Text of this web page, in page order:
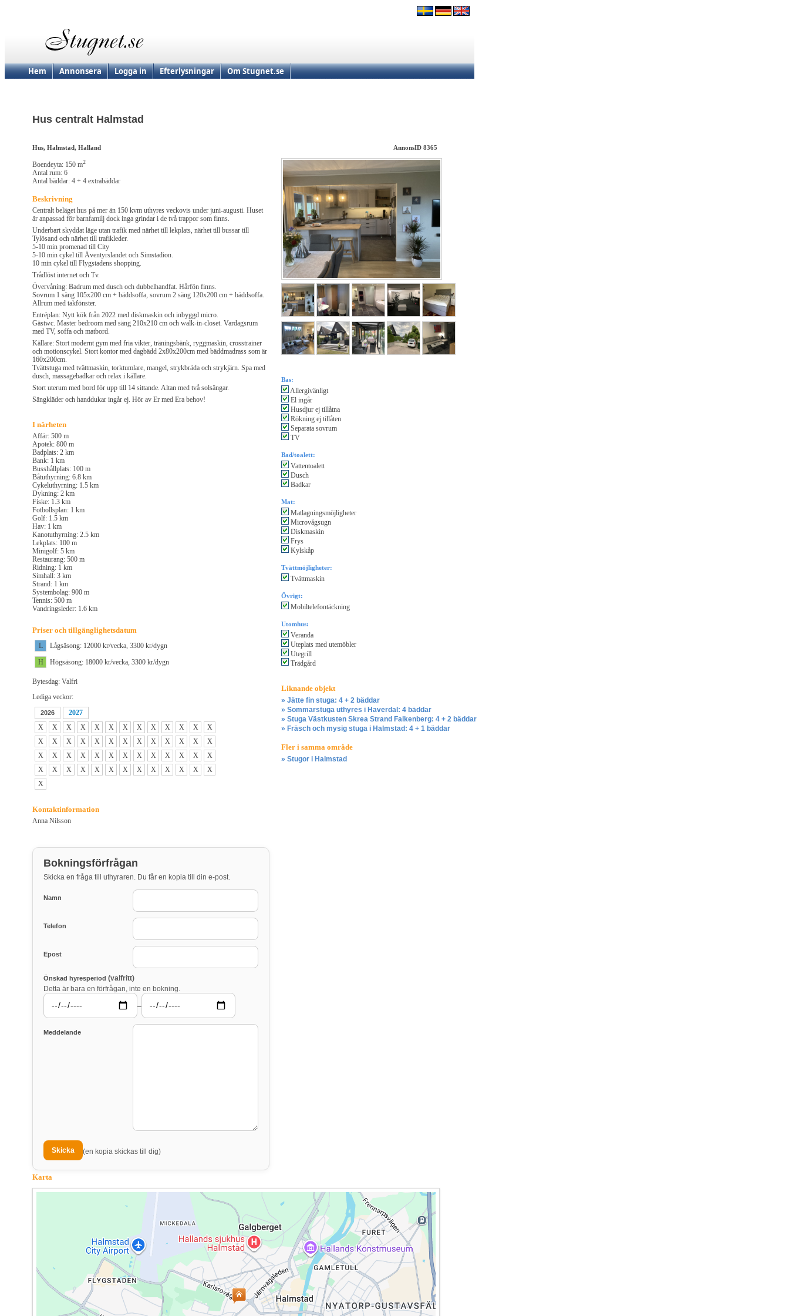
Hem Annonsera Logga in Efterlysningar Om Stugnet.se
Hus centralt Halmstad
Hus, Halmstad, Halland AnnonsID 8365
Boendeyta: 150 m2
Antal rum: 6
Antal bäddar: 4 + 4 extrabäddar
Beskrivning
Centralt beläget hus på mer än 150 kvm uthyres veckovis under juni-augusti. Huset
är anpassad för barnfamilj dock inga grindar i de två trappor som finns.
Underbart skyddat läge utan trafik med närhet till lekplats, närhet till bussar till
Tylösand och närhet till trafikleder.
5-10 min promenad till City
5-10 min cykel till Äventyrslandet och Simstadion.
10 min cykel till Flygstadens shopping.
Trådlöst internet och Tv.
Övervåning: Badrum med dusch och dubbelhandfat. Hårfön finns.
Sovrum 1 säng 105x200 cm + bäddsoffa, sovrum 2 säng 120x200 cm + bäddsoffa.
Allrum med takfönster.
Entréplan: Nytt kök från 2022 med diskmaskin och inbyggd micro.
Gästwc. Master bedroom med säng 210x210 cm och walk-in-closet. Vardagsrum
med TV, soffa och matbord.
Källare: Stort modernt gym med fria vikter, träningsbänk, ryggmaskin, crosstrainer
och motionscykel. Stort kontor med dagbädd 2x80x200cm med bäddmadrass som är
160x200cm.
Tvättstuga med tvättmaskin, torktumlare, mangel, strykbräda och strykjärn. Spa med
dusch, massagebadkar och relax i källare.
Stort uterum med bord för upp till 14 sittande. Altan med två solsängar.
Sängkläder och handdukar ingår ej. Hör av Er med Era behov!
I närheten
Affär: 500 m
Apotek: 800 m
Badplats: 2 km
Bank: 1 km
Busshållplats: 100 m
Båtuthyrning: 6.8 km
Cykeluthyrning: 1.5 km
Dykning: 2 km
Fiske: 1.3 km
Fotbollsplan: 1 km
Golf: 1.5 km
Hav: 1 km
Kanotuthyrning: 2.5 km
Lekplats: 100 m
Minigolf: 5 km
Restaurang: 500 m
Ridning: 1 km
Simhall: 3 km
Strand: 1 km
Systembolag: 900 m
Tennis: 500 m
Vandringsleder: 1.6 km
Priser och tillgänglighetsdatum
L
Lågsäsong: 12000 kr/vecka, 3300 kr/dygn
H
Högsäsong: 18000 kr/vecka, 3300 kr/dygn
Bytesdag: Valfri
Lediga veckor:
2026
2027
X
X X X X X X X X X X X
X
X
X X X X X X X X X X X
X
X
X X X X X X X X X X X
X
X
X X X X X X X X X X X
X
X
Kontaktinformation
Anna Nilsson
Bokningsförfrågan
Skicka en fråga till uthyraren. Du får en kopia till din e-post.
Namn
Telefon
Epost
Önskad hyresperiod (valfritt)
Detta är bara en förfrågan, inte en bokning.
–
Meddelande
(en kopia skickas till dig)
Bas:
Allergivänligt
El ingår
Husdjur ej tillåtna
Rökning ej tillåten
Separata sovrum
TV
Bad/toalett:
Vattentoalett
Dusch
Badkar
Mat:
Matlagningsmöjligheter
Microvågsugn
Diskmaskin
Frys
Kylskåp
Tvättmöjligheter:
Tvättmaskin
Övrigt:
Mobiltelefontäckning
Utomhus:
Veranda
Uteplats med utemöbler
Utegrill
Trädgård
Liknande objekt
» Jätte fin stuga: 4 + 2 bäddar
» Sommarstuga uthyres i Haverdal: 4 bäddar
» Stuga Västkusten Skrea Strand Falkenberg: 4 + 2 bäddar
» Fräsch och mysig stuga i Halmstad: 4 + 1 bäddar
Fler i samma område
» Stugor i Halmstad
Karta